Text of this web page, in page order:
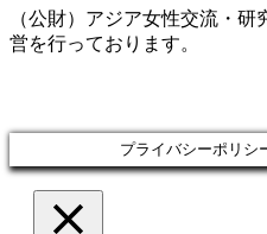
（公財）アジア女性交流・
営を行っております。
プライバシーポリシ